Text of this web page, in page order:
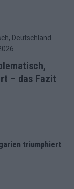
– das Fazit
triumphiert